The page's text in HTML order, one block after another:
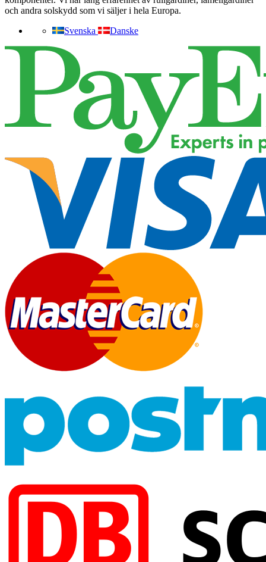
och andra solskydd som vi säljer i hela Europa.
Svenska
Danske